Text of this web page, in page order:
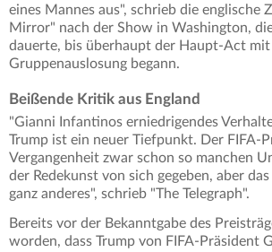
eines Mannes aus", schrieb die englische
Mirror" nach der Show in Washington,
dauerte, bis überhaupt der Haupt-Act
Gruppenauslosung begann.
Beißende Kritik aus England
"Gianni Infantinos erniedrigendes
Trump ist ein neuer Tiefpunkt. Der FIFA-
Vergangenheit zwar schon so manchen
der Redekunst von sich gegeben, aber
ganz anderes", schrieb "The Telegraph".
Bereits vor der Bekanntgabe des
worden, dass Trump von FIFA-Präsident